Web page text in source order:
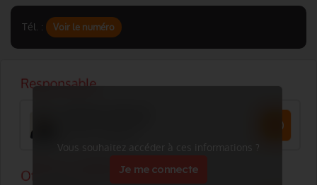
Tél. : Voir le numéro
Vous souhaitez accéder à ces informations ?
Je me connecte